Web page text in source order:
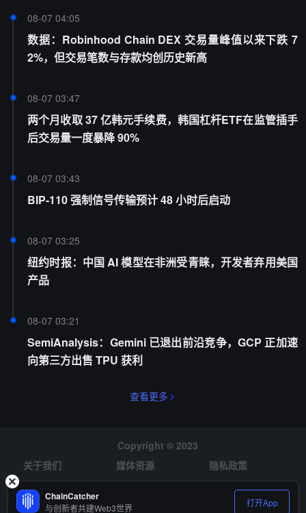
08-07 04:05
数据：Robinhood Chain DEX 交易量峰值以来下跌 7
2%，但交易笔数与存款均创历史新高
08-07 03:47
两个月收取 37 亿韩元手续费，韩国杠杆ETF在监管插手
后交易量一度暴降 90%
08-07 03:43
BIP-110 强制信号传输预计 48 小时后启动
08-07 03:25
纽约时报：中国 AI 模型在非洲受青睐，开发者弃用美国
产品
08-07 03:21
SemiAnalysis：Gemini 已退出前沿竞争，GCP 正加速
向第三方出售 TPU 获利
查看更多
Copyright © 2023
关于我们
媒体资源
隐私政策
风险提示
招聘
ChainCatcher
与创新者共建Web3世界 打开App